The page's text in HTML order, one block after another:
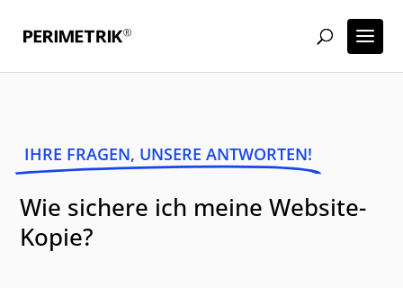
IHRE FRAGEN, UNSERE ANTWORTEN!
Wie sichere ich meine Website-
Kopie?